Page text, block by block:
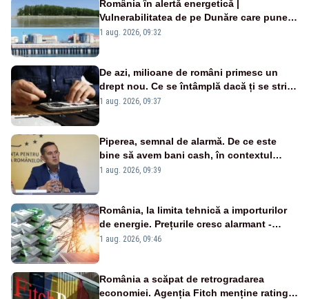
România în alertă energetică |
Vulnerabilitatea de pe Dunăre care pune
în pericol Centrala Cernavodă era
1 aug. 2026, 09:32
De azi, milioane de români primesc un
drept nou. Ce se întâmplă dacă ți se strică
un produs
1 aug. 2026, 09:37
Piperea, semnal de alarmă. De ce este
bine să avem bani cash, în contextul
alertei energetice?
1 aug. 2026, 09:39
România, la limita tehnică a importurilor
de energie. Prețurile cresc alarmant -
Analiză Realitatea Plus
1 aug. 2026, 09:46
România a scăpat de retrogradarea
economiei. Agenția Fitch menține ratingul